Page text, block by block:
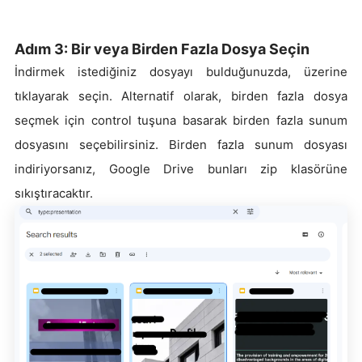
Adım 3: Bir veya Birden Fazla Dosya Seçin
İndirmek istediğiniz dosyayı bulduğunuzda, üzerine
tıklayarak seçin. Alternatif olarak, birden fazla dosya
seçmek için control tuşuna basarak birden fazla sunum
dosyasını seçebilirsiniz. Birden fazla sunum dosyası
indiriyorsanız, Google Drive bunları zip klasörüne
sıkıştıracaktır.